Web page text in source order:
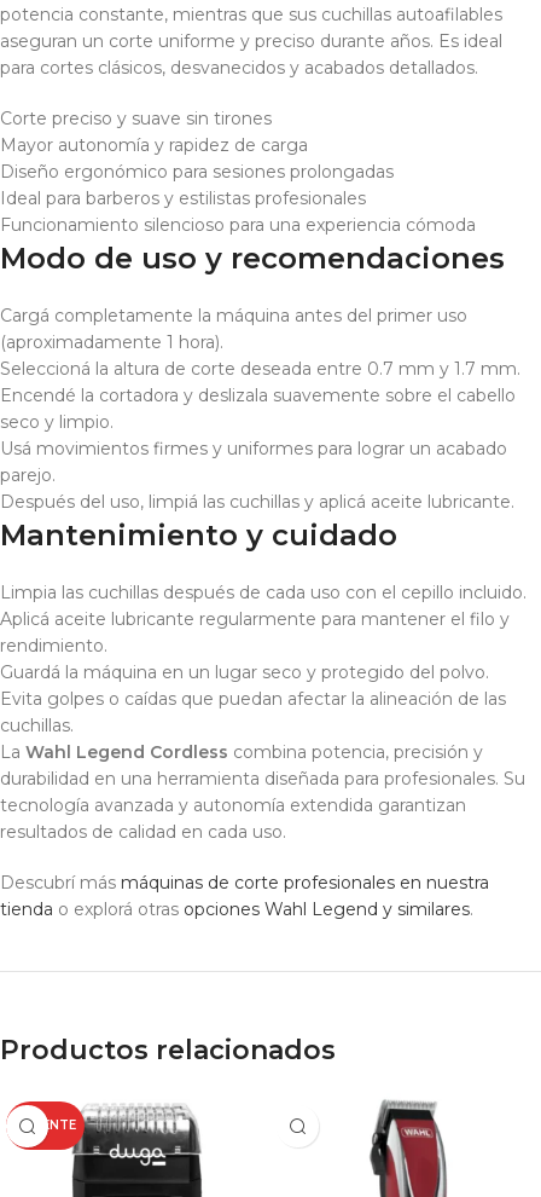
potencia constante, mientras que sus cuchillas autoafilables
aseguran un corte uniforme y preciso durante años. Es ideal
para cortes clásicos, desvanecidos y acabados detallados.
Corte preciso y suave sin tirones
Mayor autonomía y rapidez de carga
Diseño ergonómico para sesiones prolongadas
Ideal para barberos y estilistas profesionales
Funcionamiento silencioso para una experiencia cómoda
Modo de uso y recomendaciones
Cargá completamente la máquina antes del primer uso
(aproximadamente 1 hora).
Seleccioná la altura de corte deseada entre 0.7 mm y 1.7 mm.
Encendé la cortadora y deslizala suavemente sobre el cabello
seco y limpio.
Usá movimientos firmes y uniformes para lograr un acabado
parejo.
Después del uso, limpiá las cuchillas y aplicá aceite lubricante.
Mantenimiento y cuidado
Limpia las cuchillas después de cada uso con el cepillo incluido.
Aplicá aceite lubricante regularmente para mantener el filo y
rendimiento.
Guardá la máquina en un lugar seco y protegido del polvo.
Evita golpes o caídas que puedan afectar la alineación de las
cuchillas.
La Wahl Legend Cordless combina potencia, precisión y
durabilidad en una herramienta diseñada para profesionales. Su
tecnología avanzada y autonomía extendida garantizan
resultados de calidad en cada uso.
Descubrí más máquinas de corte profesionales en nuestra
tienda o explorá otras opciones Wahl Legend y similares.
Productos relacionados
CALIENTE